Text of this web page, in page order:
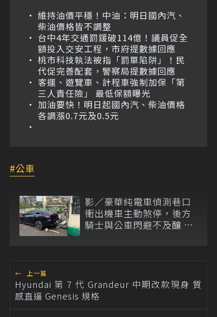
維持油價平穩！中油：明日國內汽、
柴油價格皆不調整
台中4年交通罰鍰破114億！議員促全
額投入交安工程，市府提數據回應
桃市科技執法被指「罰單陷阱」！民
代促完善配套，警察局提數據回應
客運、遊覽車、計程車強制加保「第
三人責任險」 最低保額曝光
加油要快！明日起國內汽、柴油價格
各調漲0.7元及0.5元
公車
影／豪華純電車偵測巷口
衝出機車主動煞停，後方
騎士與公車閃避不及釀 4
← 上一篇
Hyundai 第 7 代 Grandeur 中期改款現身 質
感直逼 Genesis 規格